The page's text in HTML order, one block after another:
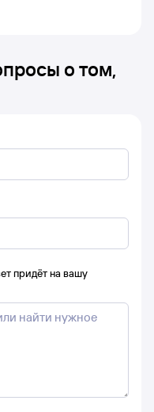
о том,
придёт на вашу